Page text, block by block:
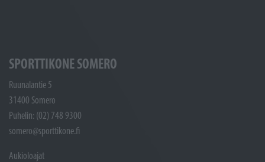
SPORTTIKONE SOMERO
Ruunalantie 5
31400 Somero
Puhelin: (02) 748 9300
somero@sporttikone.fi
Aukioloajat